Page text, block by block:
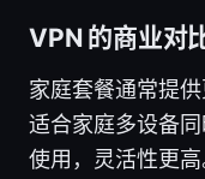
VPN 的商业对
家庭套餐通常提
适合家庭多设备
使用，灵活性更高